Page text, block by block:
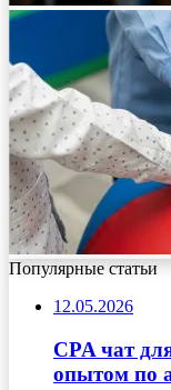
Популярные статьи
12.05.2026
CPA чат
опытом по